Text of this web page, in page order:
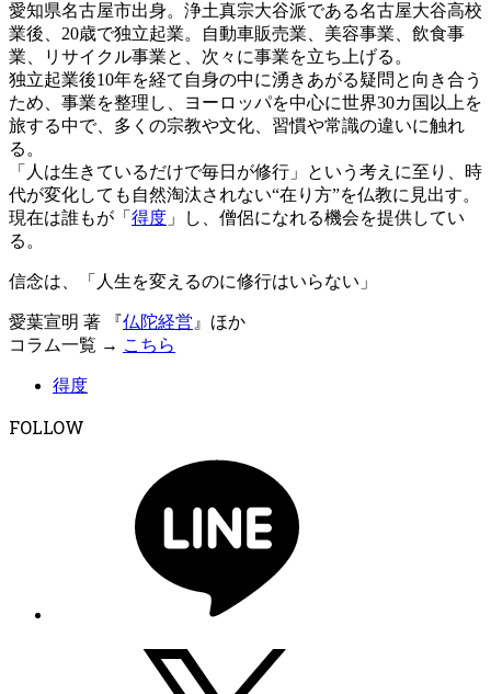
愛知県名古屋市出身。浄土真宗大谷派である名古屋大谷高校
業後、20歳で独立起業。自動車販売業、美容事業、飲食事
業、リサイクル事業と、次々に事業を立ち上げる。
独立起業後10年を経て自身の中に湧きあがる疑問と向き合う
ため、事業を整理し、ヨーロッパを中心に世界30カ国以上を
旅する中で、多くの宗教や文化、習慣や常識の違いに触れ
る。
「人は生きているだけで毎日が修行」という考えに至り、時
代が変化しても自然淘汰されない“在り方”を仏教に見出す。
現在は誰もが「 得度 」し、僧侶になれる機会を提供してい
る。
信念は、「人生を変えるのに修行はいらない」
愛葉宣明 著 『仏陀経営 』ほか
コラム一覧 → こちら
得度
FOLLOW